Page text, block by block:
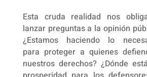
Esta cruda realidad nos
lanzar preguntas a la opinión
¿Estamos haciendo lo
para proteger a quienes
nuestros derechos? ¿Dónde